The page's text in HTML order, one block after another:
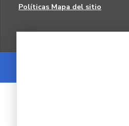
Políticas Mapa del sitio